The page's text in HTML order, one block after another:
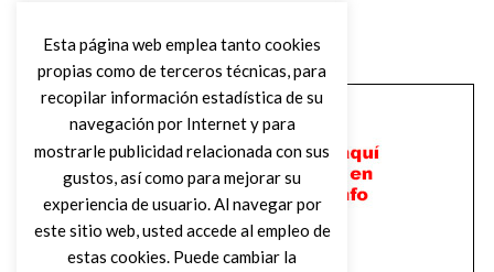
Esta página web emplea tanto cookies
propias como de terceros técnicas, para
recopilar información estadística de su
navegación por Internet y para
mostrarle publicidad relacionada con sus
gustos, así como para mejorar su
experiencia de usuario. Al navegar por
este sitio web, usted accede al empleo de
estas cookies. Puede cambiar la